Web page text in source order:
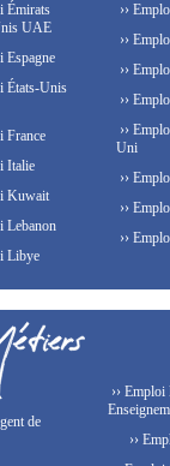
Émirats
UAE
Espagne
États-Unis
France
Italie
Kuwait
Lebanon
Libye
››
››
››
››
››
Uni
››
››
››
de
››
››